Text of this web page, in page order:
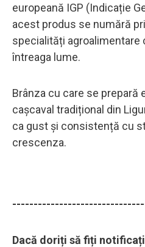
europeană IGP (Indicație
acest produs se numără
specialități agroalimentare
întreaga lume.
Brânza cu care se prepară
cașcaval tradițional din
ca gust și consistență cu
crescenza.
Dacă doriți să fiți